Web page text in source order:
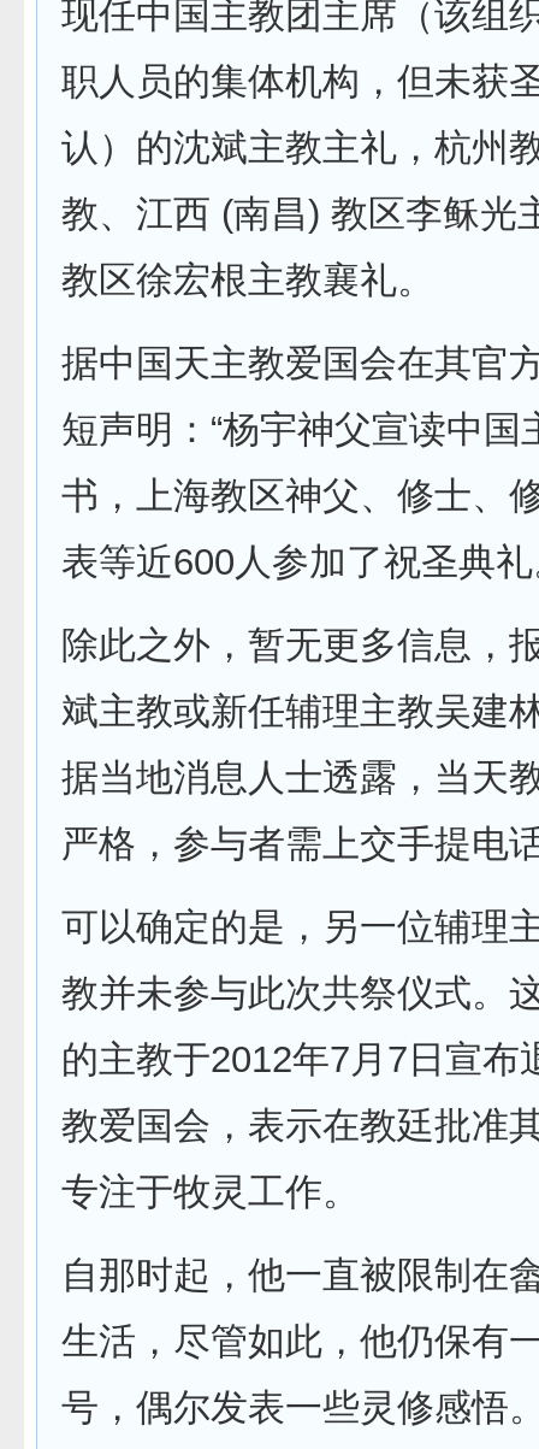
现任中国主教团主席（该组
职人员的集体机构，但未获
认）的沈斌主教主礼，杭州
教、江西 (南昌) 教区李稣光
教区徐宏根主教襄礼。
据中国天主教爱国会在其官
短声明：“杨宇神父宣读中国
书，上海教区神父、修士、
表等近600人参加了祝圣典礼
除此之外，暂无更多信息，
斌主教或新任辅理主教吴建
据当地消息人士透露，当天
严格，参与者需上交手提电
可以确定的是，另一位辅理
教并未参与此次共祭仪式。
的主教于2012年7月7日宣布
教爱国会，表示在教廷批准
专注于牧灵工作。
自那时起，他一直被限制在
生活，尽管如此，他仍保有
号，偶尔发表一些灵修感悟